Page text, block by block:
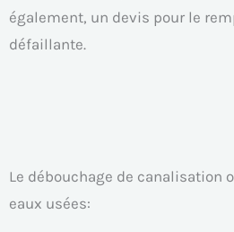
également, un devis pour le
défaillante.
Le débouchage de canalisation
eaux usées: